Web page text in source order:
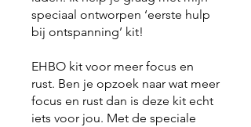
speciaal ontworpen ‘eerste hulp
bij ontspanning’ kit!
EHBO kit voor meer focus en
rust. Ben je opzoek naar wat meer
focus en rust dan is deze kit echt
iets voor jou. Met de speciale